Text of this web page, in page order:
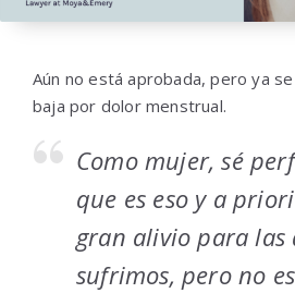
Aún no está aprobada, pero ya
baja por dolor menstrual.
Como mujer, sé
que es eso y a
gran alivio para las
sufrimos, pero no